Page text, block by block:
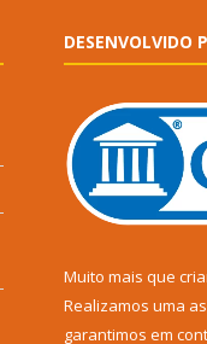
DESENVOLVIDO
Muito mais que
Realizamos uma
garantimos em